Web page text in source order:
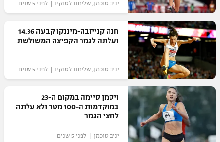
יניב טוכמן, שליחנו לטוקיו | לפני 5 שנים
חנה קנייזבה-מיננקו קבעה 14.36
ועלתה לגמר הקפיצה המשולשת
יניב טוכמן, שליחנו לטוקיו | לפני 5 שנים
ויסמן סיימה במקום ה-23
במוקדמות ה-100 מטר ולא עלתה
לחצי הגמר
יניב טוכמן | לפני 5 שנים